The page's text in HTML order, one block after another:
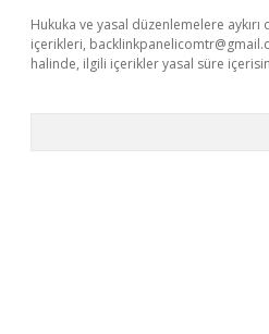
Hukuka ve yasal düzenlemelere
içerikleri,
halinde, ilgili içerikler yasal süre